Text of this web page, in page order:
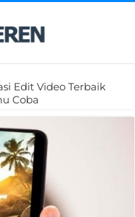
Edit Video Terbaik
Coba